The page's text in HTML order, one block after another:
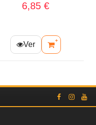
9,10 €
Ver